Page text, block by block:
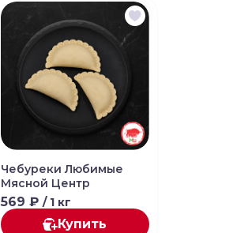
Чебуреки Любимые
Мясной Центр
569 ₽ / 1 кг
Купить